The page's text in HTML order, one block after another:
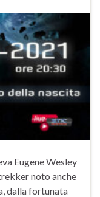
Eugene Wesley
noto anche
dalla fortunata